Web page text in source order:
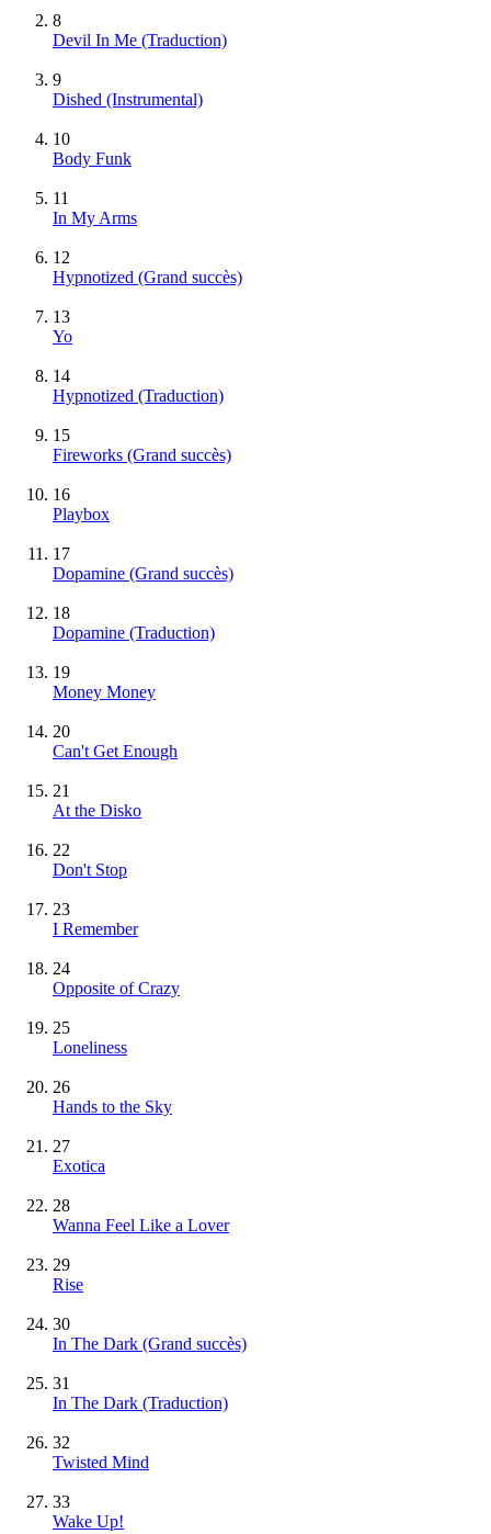
8
Devil In Me (Traduction)
9
Dished (Instrumental)
10
Body Funk
11
In My Arms
12
Hypnotized (Grand succès)
13
Yo
14
Hypnotized (Traduction)
15
Fireworks (Grand succès)
16
Playbox
17
Dopamine (Grand succès)
18
Dopamine (Traduction)
19
Money Money
20
Can't Get Enough
21
At the Disko
22
Don't Stop
23
I Remember
24
Opposite of Crazy
25
Loneliness
26
Hands to the Sky
27
Exotica
28
Wanna Feel Like a Lover
29
Rise
30
In The Dark (Grand succès)
31
In The Dark (Traduction)
32
Twisted Mind
33
Wake Up!